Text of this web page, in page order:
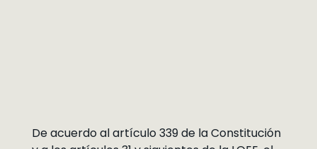
De acuerdo al artículo 339 de la Constitución